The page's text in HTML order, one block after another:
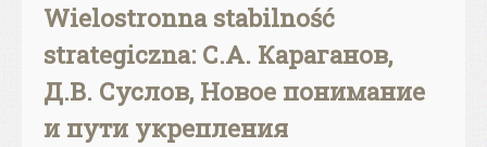
Wielostronna stabilność
strategiczna: С.А. Караганов,
Д.В. Суслов, Новое понимание
и пути укрепления